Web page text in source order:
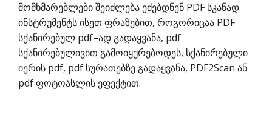
მომხმარებლები შეიძლება ეძებდნენ PDF სკანად
ინსტრუმენტს ისეთ ფრაზებით, როგორიცაა PDF
სქანირებულ pdf–ად გადაყვანა, pdf
სქანირებულივით გამოიყურებოდეს, სქანირებული
იერის pdf, pdf სურათებზე გადაყვანა, PDF2Scan ან
pdf ფოტოასლის ეფექტით.